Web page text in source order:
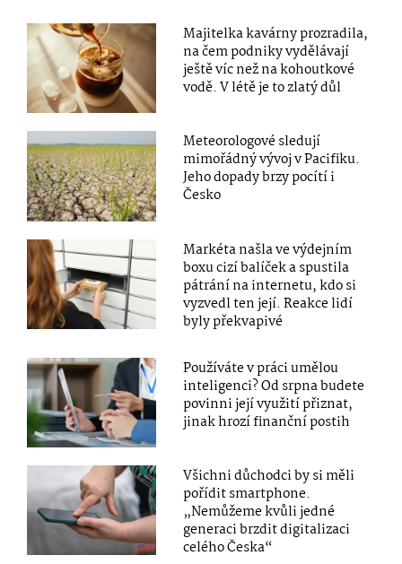
Majitelka kavárny prozradila,
na čem podniky vydělávají
ještě víc než na kohoutkové
vodě. V létě je to zlatý důl
Meteorologové sledují
mimořádný vývoj v Pacifiku.
Jeho dopady brzy pocítí i
Česko
Markéta našla ve výdejním
boxu cizí balíček a spustila
pátrání na internetu, kdo si
vyzvedl ten její. Reakce lidí
byly překvapivé
Používáte v práci umělou
inteligenci? Od srpna budete
povinni její využití přiznat,
jinak hrozí finanční postih
Všichni důchodci by si měli
pořídit smartphone.
„Nemůžeme kvůli jedné
generaci brzdit digitalizaci
celého Česka“